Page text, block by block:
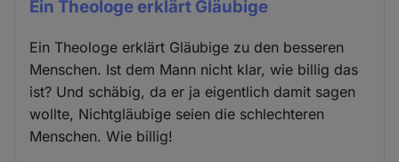
Ein Theologe erklärt Gläubige
Ein Theologe erklärt Gläubige zu den besseren
Menschen. Ist dem Mann nicht klar, wie billig das
ist? Und schäbig, da er ja eigentlich damit sagen
wollte, Nichtgläubige seien die schlechteren
Menschen. Wie billig!